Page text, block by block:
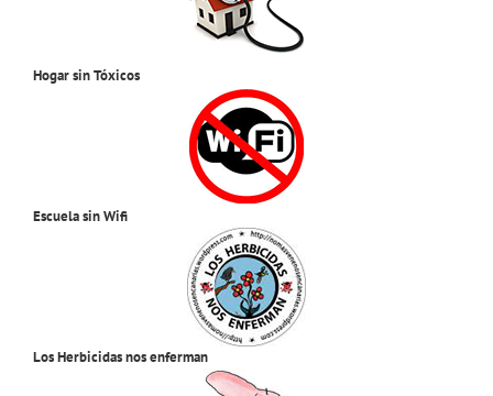
Hogar sin Tóxicos
Escuela sin Wifi
Los Herbicidas nos enferman